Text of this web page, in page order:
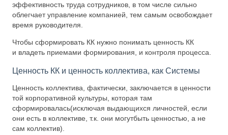
эффективность труда сотрудников, в том числе сильно
облегчает управление компанией, тем самым освобождает
время руководителя.
Чтобы сформировать КК нужно понимать ценность КК
и владеть приемами формирования, и контроля процесса.
Ценность КК и ценность коллектива, как Системы
Ценность коллектива, фактически, заключается в ценности
той корпоративной культуры, которая там
сформировалась(исключая выдающихся личностей, если
они есть в коллективе, т.к. они могутбыть ценностью, а не
сам коллектив).